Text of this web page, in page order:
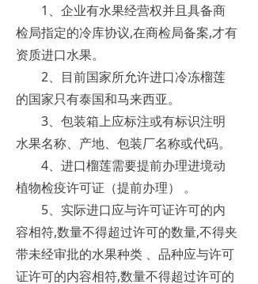
1、企业有水果经营权并且具备商
检局指定的冷库协议,在商检局备案,才有
资质进口水果。
2、目前国家所允许进口冷冻榴莲
的国家只有泰国和马来西亚。
3、包装箱上应标注或有标识注明
水果名称、产地、包装厂名称或代码。
4、进口榴莲需要提前办理进境动
植物检疫许可证（提前办理） 。
5、实际进口应与许可证许可的内
容相符,数量不得超过许可的数量,不得夹
带未经审批的水果种类 、品种应与许可
证许可的内容相符,数量不得超过许可的